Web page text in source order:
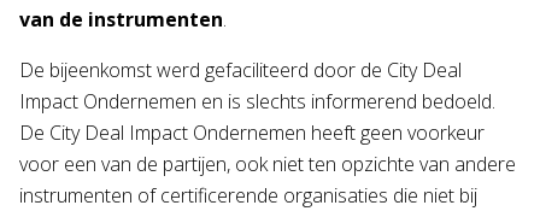
van de instrumenten.
De bijeenkomst werd gefaciliteerd door de City Deal
Impact Ondernemen en is slechts informerend bedoeld.
De City Deal Impact Ondernemen heeft geen voorkeur
voor een van de partijen, ook niet ten opzichte van andere
instrumenten of certificerende organisaties die niet bij